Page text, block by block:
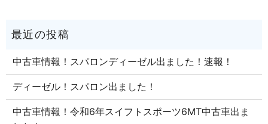
中古車情報！スパロンディーゼル出ました！速報！
ディーゼル！スパロン出ました！
中古車情報！令和6年スイフトスポーツ6MT中古車出ま